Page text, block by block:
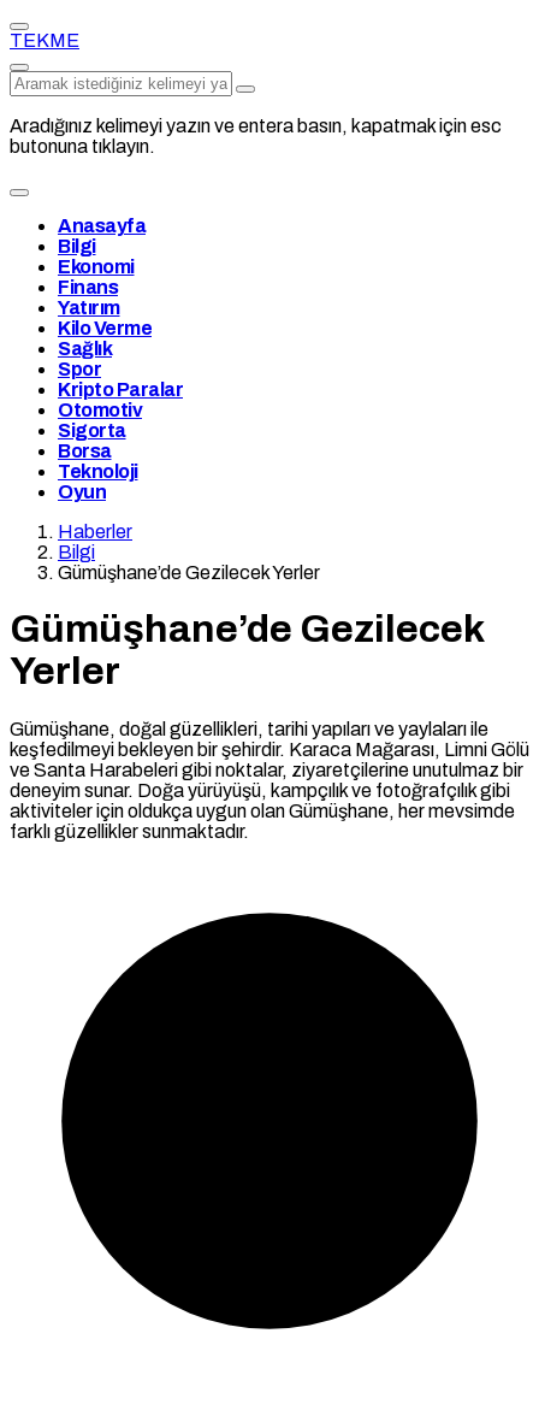
TEKME
Aradığınız kelimeyi yazın ve entera basın, kapatmak için esc
butonuna tıklayın.
Anasayfa
Bilgi
Ekonomi
Finans
Yatırım
Kilo Verme
Sağlık
Spor
Kripto Paralar
Otomotiv
Sigorta
Borsa
Teknoloji
Oyun
Haberler
Bilgi
Gümüşhane’de Gezilecek Yerler
Gümüşhane’de Gezilecek
Yerler
Gümüşhane, doğal güzellikleri, tarihi yapıları ve yaylaları ile
keşfedilmeyi bekleyen bir şehirdir. Karaca Mağarası, Limni Gölü
ve Santa Harabeleri gibi noktalar, ziyaretçilerine unutulmaz bir
deneyim sunar. Doğa yürüyüşü, kampçılık ve fotoğrafçılık gibi
aktiviteler için oldukça uygun olan Gümüşhane, her mevsimde
farklı güzellikler sunmaktadır.